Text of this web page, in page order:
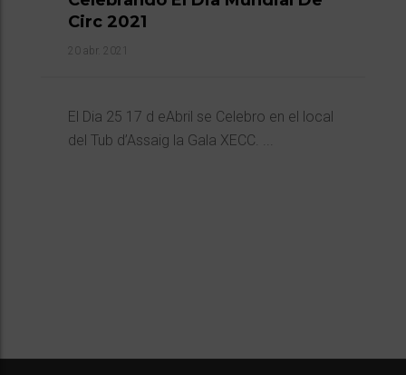
Circ 2021
20 abr. 2021
El Dia 25 17 d eAbril se Celebro en el local
del Tub d’Assaig la Gala XECC. ...